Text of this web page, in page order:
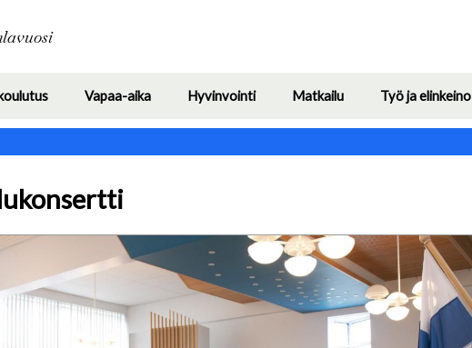
Toggle
Vapaa-aika
Toggle
Hyvinvointi
Toggle
Matkailu Työ ja elinkeino